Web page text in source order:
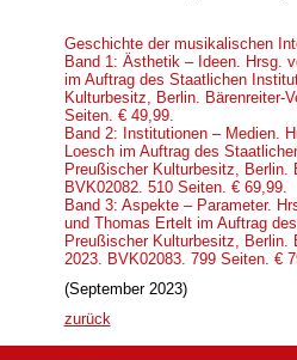
Geschichte der musikalischen
Band 1: Ästhetik – Ideen. Hrsg.
im Auftrag des Staatlichen
Kulturbesitz, Berlin. Bärenreiter-
Seiten. € 49,99.
Band 2: Institutionen – Medien.
Loesch im Auftrag des
Preußischer Kulturbesitz, Berlin.
BVK02082.
Band 3: Aspekte – Parameter.
und Thomas Ertelt im Auftrag
Preußischer Kulturbesitz, Berlin.
2023. BVK02083. 799 Seiten. €
(September 2023)
zurück